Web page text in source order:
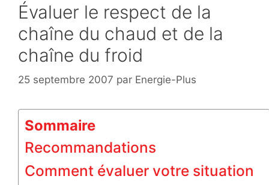
Évaluer le respect de la
chaîne du chaud et de la
chaîne du froid
25 septembre 2007 par Energie-Plus
Sommaire
Recommandations
Comment évaluer votre situation